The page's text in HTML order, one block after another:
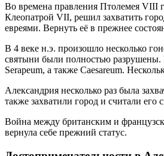
Во времена правления Птолемея VIII
Клеопатрой VII, решил захватить
евреями. Вернуть её в прежнее
В 4 веке н.э. произошло несколько
святыни были полностью разрушены.
Serapeum, а также Caesareum.
Александрия несколько раз была
также захватили город и считали его
Война между британским и
вернула себе прежний статус.